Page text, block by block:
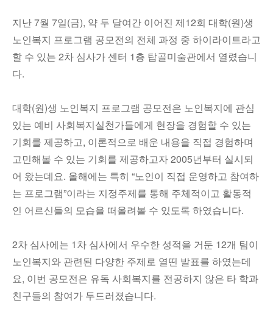
지난 7월 7일(금), 약 두 달여간 이어진 제12회 대학(원)생
노인복지 프로그램 공모전의 전체 과정 중 하이라이트라고
할 수 있는 2차 심사가 센터 1층 탑골미술관에서 열렸습니
다.
대학(원)생 노인복지 프로그램 공모전은 노인복지에 관심
있는 예비 사회복지실천가들에게 현장을 경험할 수 있는
기회를 제공하고, 이론적으로 배운 내용을 직접 경험하며
고민해볼 수 있는 기회를 제공하고자 2005년부터 실시되
어 왔는데요. 올해에는 특히 “노인이 직접 운영하고 참여하
는 프로그램”이라는 지정주제를 통해 주체적이고 활동적
인 어르신들의 모습을 떠올려볼 수 있도록 하였습니다.
2차 심사에는 1차 심사에서 우수한 성적을 거둔 12개 팀이
노인복지와 관련된 다양한 주제로 열띤 발표를 하였는데
요, 이번 공모전은 유독 사회복지를 전공하지 않은 타 학과
친구들의 참여가 두드러졌습니다.